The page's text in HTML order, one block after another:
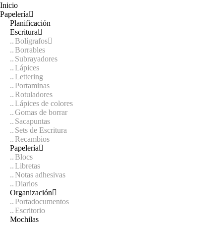
Inicio
Papelería
Planificación
Escritura
Bolígrafos
Borrables
Subrayadores
Lápices
Lettering
Portaminas
Rotuladores
Lápices de colores
Gomas de borrar
Sacapuntas
Sets de Escritura
Recambios
Papelería
Blocs
Libretas
Notas adhesivas
Diarios
Organización
Portadocumentos
Escritorio
Mochilas